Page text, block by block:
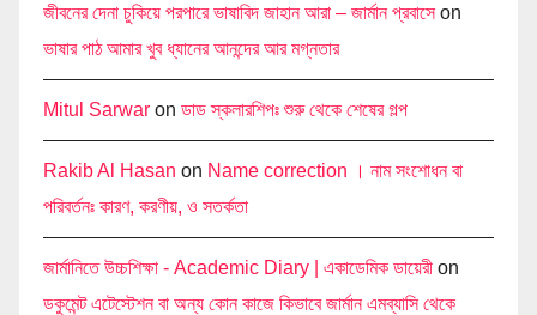
জীবনের দেনা চুকিয়ে পরপারে ভাষাবিদ জাহান আরা – জার্মান প্রবাসেon
ভাষার পাঠ আমার খুব ধ্যানের আনন্দের আর মগ্নতার
Mitul Sarwar on ডাড স্কলারশিপঃ শুরু থেকে শেষের গল্প
Rakib Al Hasan on Name correction । নাম সংশোধন বা
পরিবর্তনঃ কারণ, করণীয়, ও সতর্কতা
জার্মানিতে উচ্চশিক্ষা - Academic Diary | একাডেমিক ডায়েরী on
ডকুমেন্ট এটেস্টেশন বা অন্য কোন কাজে কিভাবে জার্মান এমব্যাসি থেকে